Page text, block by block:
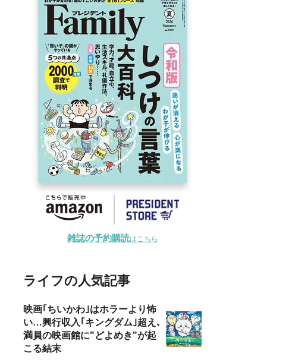
雑誌の予約購読はこちら
ライフの人気記事
映画｢ちいかわ｣はホラーより怖
い…興行収入｢キングダム｣超え､
満員の映画館に"どよめき"が起
こる結末